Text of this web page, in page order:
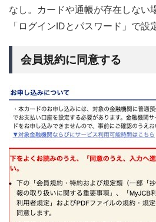
なし。カードや通帳が存在しない
「ログインIDとパスワード」で設
会員規約に同意する